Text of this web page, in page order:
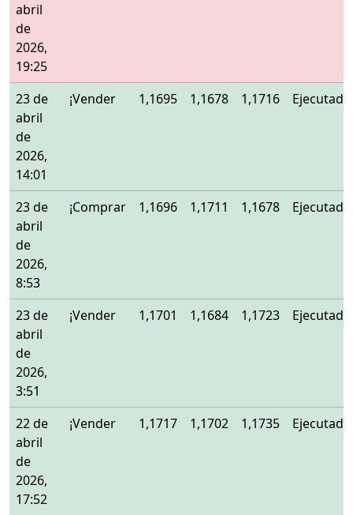
abril
de
2026,
19:25
23 de
abril
de
2026,
14:01
¡Vender 1,1695 1,1678 1,1716 Ejecutado
23 de
abril
de
2026,
8:53
¡Comprar 1,1696 1,1711 1,1678 Ejecutado
23 de
abril
de
2026,
3:51
¡Vender 1,1701 1,1684 1,1723 Ejecutado
22 de
abril
de
2026,
17:52
¡Vender 1,1717 1,1702 1,1735 Ejecutado